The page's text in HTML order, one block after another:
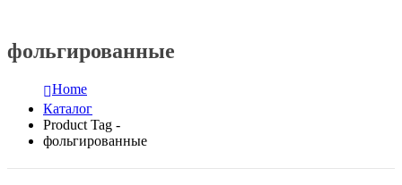
фольгированные
Home
Каталог
Product Tag -
фольгированные